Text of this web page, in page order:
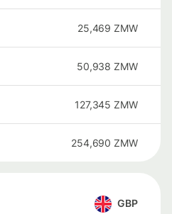
25,469 ZMW
50,938 ZMW
127,345 ZMW
254,690 ZMW
GBP